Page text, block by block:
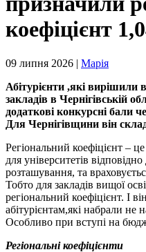
коефіцієнт
09 липня 2026 | Марія
Абітурієнти ,які вирішили
закладів в Чернігівській
додаткові конкурсні бали
Для Чернігівщини він
Регіональний коефіцієнт –
для університетів
розташування, та
Тобто для закладів вищої
регіональний коефіцієнт. І
абітурієнтам,які набрали
Особливо при вступі на
Регіональні коефіцієнти